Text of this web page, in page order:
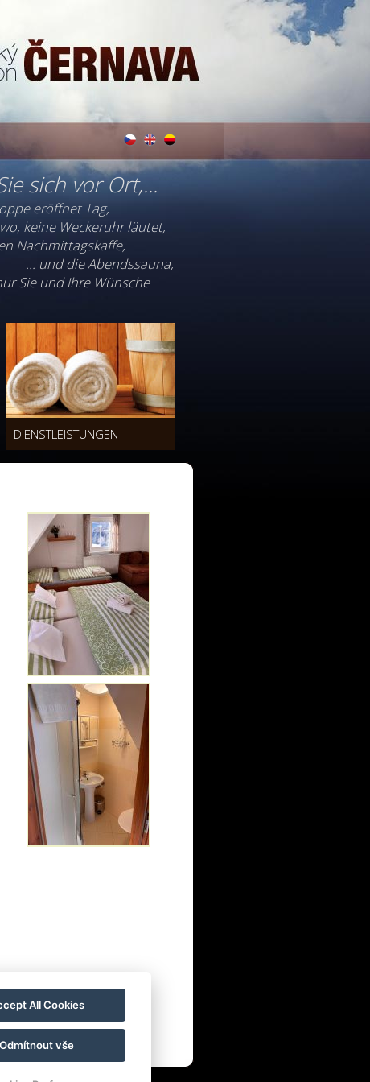
sich vor Ort,...
eröffnet Tag,
keine Weckeruhr läutet,
Nachmittagskaffe,
... und die Abendssauna,
Sie und Ihre Wünsche
DIENSTLEISTUNGEN
All Cookies
Odmítnout vše